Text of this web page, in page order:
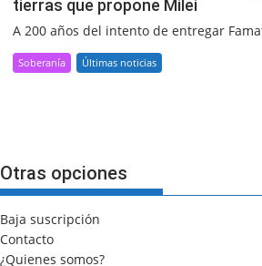
tierras que propone Milei
A 200 años del intento de entregar
Soberanía Últimas noticias
Otras opciones
Baja suscripción
Contacto
¿Quienes somos?